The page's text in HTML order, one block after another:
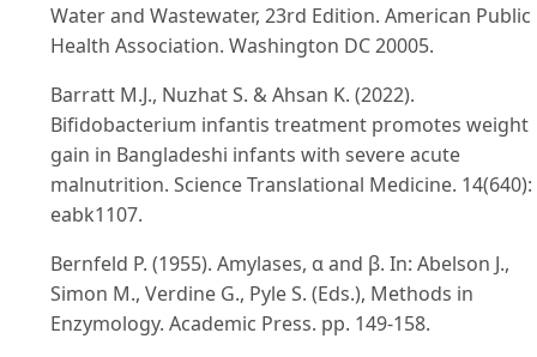
Water and Wastewater, 23rd Edition. American Public
Health Association. Washington DC 20005.
Barratt M.J., Nuzhat S. & Ahsan K. (2022).
Bifidobacterium infantis treatment promotes weight
gain in Bangladeshi infants with severe acute
malnutrition. Science Translational Medicine. 14(640):
eabk1107.
Bernfeld P. (1955). Amylases, α and β. In: Abelson J.,
Simon M., Verdine G., Pyle S. (Eds.), Methods in
Enzymology. Academic Press. pp. 149-158.